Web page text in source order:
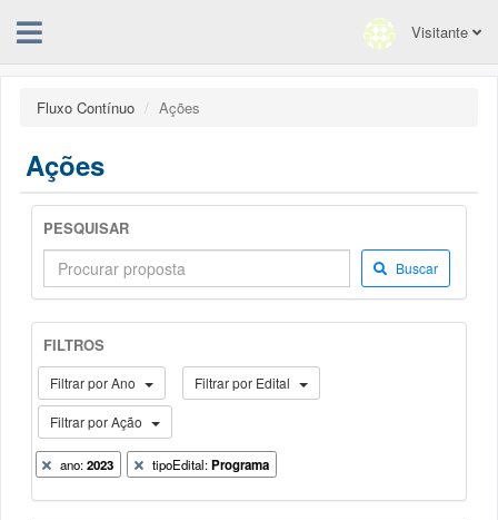
Visitante
Fluxo Contínuo Ações
Ações
PESQUISAR
Buscar
FILTROS
Filtrar por Ano Filtrar por Edital
Filtrar por Ação
ano:2023 tipoEdital:Programa